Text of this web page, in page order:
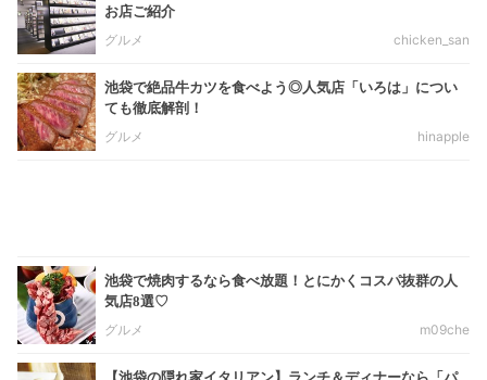
お店ご紹介
グルメ
chicken_san
池袋で絶品牛カツを食べよう◎人気店「いろは」につい
ても徹底解剖！
グルメ
hinapple
池袋で焼肉するなら食べ放題！とにかくコスパ抜群の人
気店8選♡
グルメ
m09che